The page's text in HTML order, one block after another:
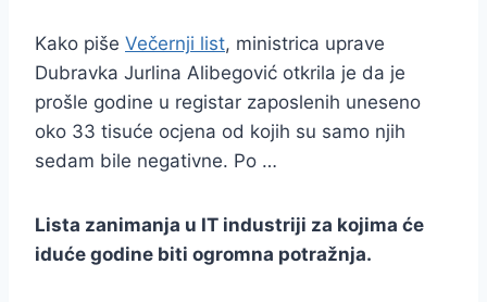
Kako piše Večernji list, ministrica uprave
Dubravka Jurlina Alibegović otkrila je da je
prošle godine u registar zaposlenih uneseno
oko 33 tisuće ocjena od kojih su samo njih
sedam bile negativne. Po …
Lista zanimanja u IT industriji za kojima će
iduće godine biti ogromna potražnja.